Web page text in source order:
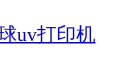
uv打印机